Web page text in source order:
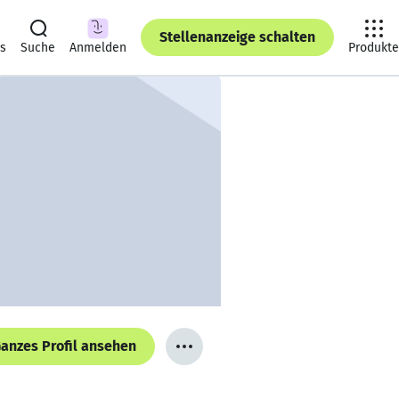
Suche Anmelden
Stellenanzeige schalten
Produkte
Profil ansehen